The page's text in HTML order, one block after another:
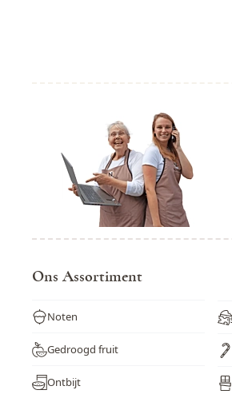
Ons Assortiment
Noten
Gedroogd fruit
Ontbijt